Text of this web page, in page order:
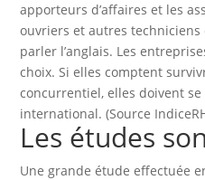
apporteurs d’affaires et les
ouvriers et autres
parler l’anglais. Les
choix. Si elles comptent
concurrentiel, elles doivent
international. (Source
Les études
Une grande étude effectuée